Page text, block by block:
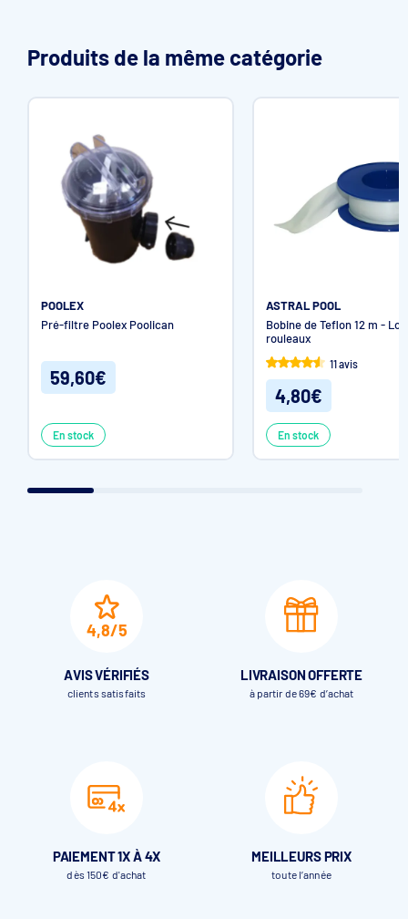
Produits de la même catégorie
POOLEX
Pré-filtre Poolex Poolican
59,60€
En stock
ASTRAL POOL
Bobine de Teflon 12 m - Lot
rouleaux
11 avis
4,80€
En stock
4,8/5
AVIS VÉRIFIÉS
clients satisfaits
LIVRAISON OFFERTE
à partir de 69€ d’achat
PAIEMENT 1X À 4X
dès 150€ d'achat
MEILLEURS PRIX
toute l’année